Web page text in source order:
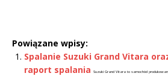
Powiązane wpisy:
Spalanie Suzuki Grand Vitara
raport spalania
Suzuki Grand Vitara to samochód